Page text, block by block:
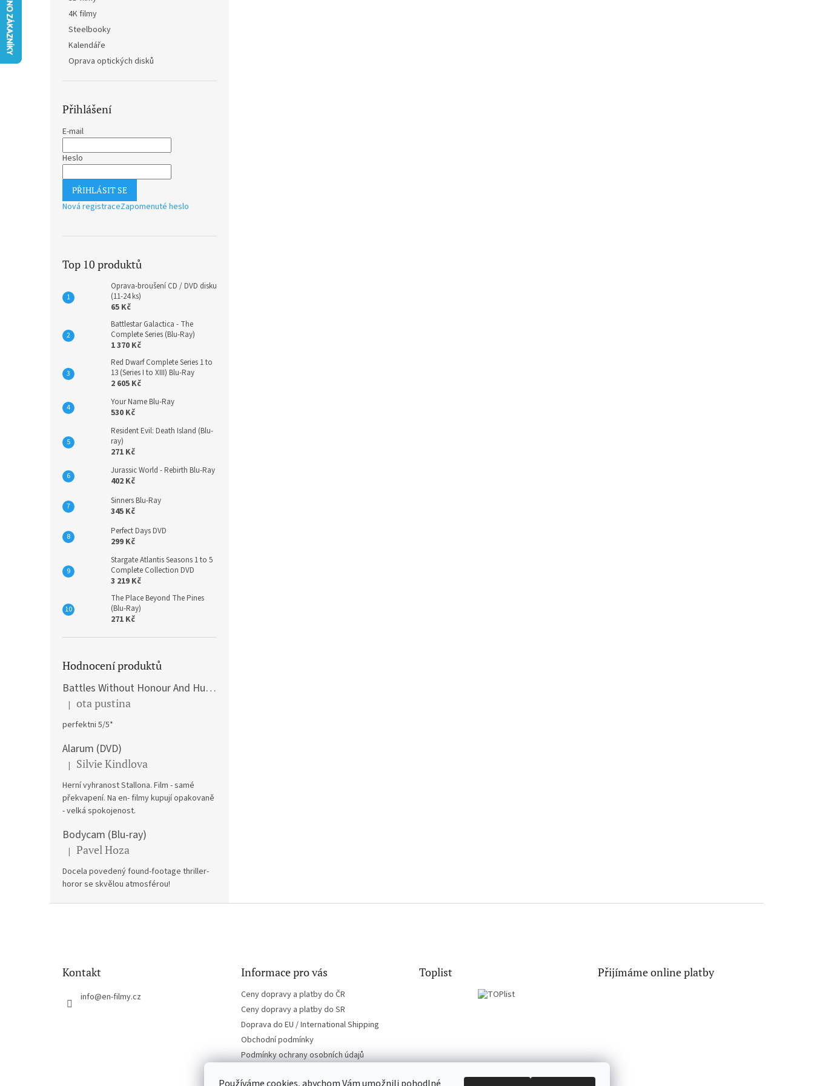
4K filmy
Steelbooky
Kalendáře
Oprava optických disků
Přihlášení
E-mail
Heslo
PŘIHLÁSIT SE
Nová registraceZapomenuté heslo
Top 10 produktů
Oprava-broušení CD / DVD disku
(11-24 ks)
65 Kč
Battlestar Galactica - The
Complete Series (Blu-Ray)
1 370 Kč
Red Dwarf Complete Series 1 to
13 (Series I to XIII) Blu-Ray
2 605 Kč
Your Name Blu-Ray
530 Kč
Resident Evil: Death Island (Blu-
ray)
271 Kč
Jurassic World - Rebirth Blu-Ray
402 Kč
Sinners Blu-Ray
345 Kč
Perfect Days DVD
299 Kč
Stargate Atlantis Seasons 1 to 5
Complete Collection DVD
3 219 Kč
The Place Beyond The Pines
(Blu-Ray)
271 Kč
Hodnocení produktů
Battles Without Honour And Humanity / Yakuza Graveyad / Street Mobster DVD
Hodnocení produktu je 5 z 5 hvězdiček.
| ota pustina
perfektni 5/5*
Alarum (DVD)
Hodnocení produktu je 5 z 5 hvězdiček.
| Silvie Kindlova
Herní vyhranost Stallona. Film - samé
překvapení. Na en- filmy kupují opakovaně
- velká spokojenost.
Bodycam (Blu-ray)
Hodnocení produktu je 5 z 5 hvězdiček.
| Pavel Hoza
Docela povedený found-footage thriller-
horor se skvělou atmosférou!
Kontakt
info@en-filmy.cz
Informace pro vás
Ceny dopravy a platby do ČR
Ceny dopravy a platby do SR
Doprava do EU / International Shipping
Obchodní podmínky
Podmínky ochrany osobních údajů
Toplist Přijímáme online platby